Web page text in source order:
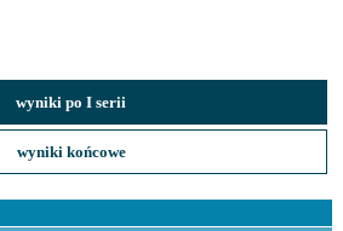
wyniki po I serii
wyniki końcowe